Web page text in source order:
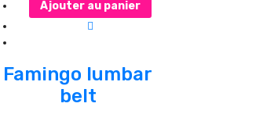
Ajouter au panier
Famingo lumbar
belt